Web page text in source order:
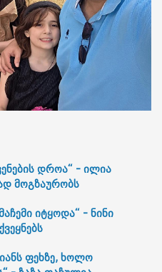
დროა“ - ილია
მოგზაურობს
იტყოდა“ - ნინი
ფეხზე, ხოლო